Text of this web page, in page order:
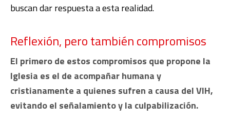
buscan dar respuesta a esta realidad.
Reflexión, pero también compromisos
El primero de estos compromisos que propone la
Iglesia es el de acompañar humana y
cristianamente a quienes sufren a causa del VIH,
evitando el señalamiento y la culpabilización.